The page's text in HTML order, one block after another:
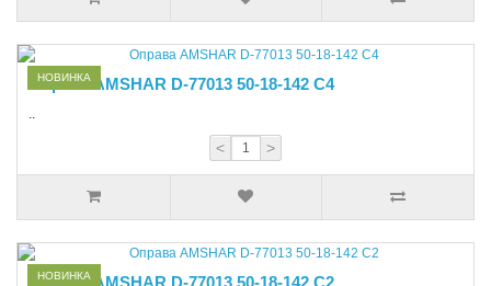
НОВИНКА
Оправа AMSHAR D-77013 50-18-142 C4
..
< >
НОВИНКА
Оправа AMSHAR D-77013 50-18-142 C2